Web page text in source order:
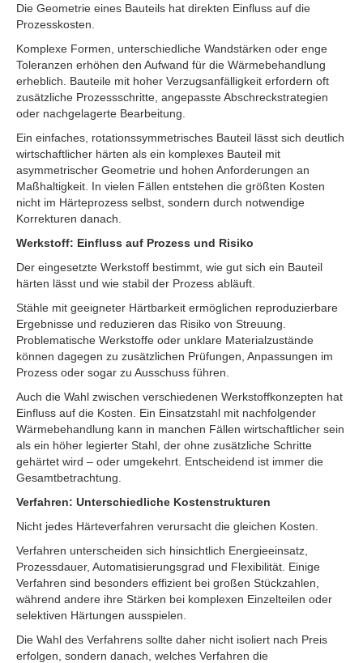
Die Geometrie eines Bauteils hat direkten Einfluss auf die
Prozesskosten.
Komplexe Formen, unterschiedliche Wandstärken oder enge
Toleranzen erhöhen den Aufwand für die Wärmebehandlung
erheblich. Bauteile mit hoher Verzugsanfälligkeit erfordern oft
zusätzliche Prozessschritte, angepasste Abschreckstrategien
oder nachgelagerte Bearbeitung.
Ein einfaches, rotationssymmetrisches Bauteil lässt sich deutlich
wirtschaftlicher härten als ein komplexes Bauteil mit
asymmetrischer Geometrie und hohen Anforderungen an
Maßhaltigkeit. In vielen Fällen entstehen die größten Kosten
nicht im Härteprozess selbst, sondern durch notwendige
Korrekturen danach.
Werkstoff: Einfluss auf Prozess und Risiko
Der eingesetzte Werkstoff bestimmt, wie gut sich ein Bauteil
härten lässt und wie stabil der Prozess abläuft.
Stähle mit geeigneter Härtbarkeit ermöglichen reproduzierbare
Ergebnisse und reduzieren das Risiko von Streuung.
Problematische Werkstoffe oder unklare Materialzustände
können dagegen zu zusätzlichen Prüfungen, Anpassungen im
Prozess oder sogar zu Ausschuss führen.
Auch die Wahl zwischen verschiedenen Werkstoffkonzepten hat
Einfluss auf die Kosten. Ein Einsatzstahl mit nachfolgender
Wärmebehandlung kann in manchen Fällen wirtschaftlicher sein
als ein höher legierter Stahl, der ohne zusätzliche Schritte
gehärtet wird – oder umgekehrt. Entscheidend ist immer die
Gesamtbetrachtung.
Verfahren: Unterschiedliche Kostenstrukturen
Nicht jedes Härteverfahren verursacht die gleichen Kosten.
Verfahren unterscheiden sich hinsichtlich Energieeinsatz,
Prozessdauer, Automatisierungsgrad und Flexibilität. Einige
Verfahren sind besonders effizient bei großen Stückzahlen,
während andere ihre Stärken bei komplexen Einzelteilen oder
selektiven Härtungen ausspielen.
Die Wahl des Verfahrens sollte daher nicht isoliert nach Preis
erfolgen, sondern danach, welches Verfahren die